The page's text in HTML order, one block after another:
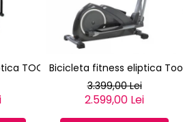
TOORX ERX-3000
Bicicleta fitness eliptica Toorx
3.399,00 Lei
2.599,00 Lei